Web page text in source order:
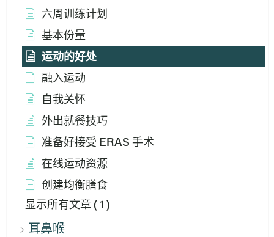
六周训练计划
基本份量
运动的好处
融入运动
自我关怀
外出就餐技巧
准备好接受 ERAS 手术
在线运动资源
创建均衡膳食
显示所有文章 ( 1 )
耳鼻喉